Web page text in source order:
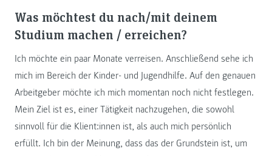
Was möchtest du nach/mit deinem
Studium machen / erreichen?
Ich möchte ein paar Monate verreisen. Anschließend sehe ich
mich im Bereich der Kinder- und Jugendhilfe. Auf den genauen
Arbeitgeber möchte ich mich momentan noch nicht festlegen.
Mein Ziel ist es, einer Tätigkeit nachzugehen, die sowohl
sinnvoll für die Klient:innen ist, als auch mich persönlich
erfüllt. Ich bin der Meinung, dass das der Grundstein ist, um